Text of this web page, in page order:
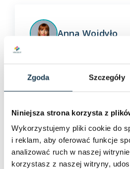
Zgoda Szczegóły
Niniejsza strona korzysta z
Wykorzystujemy pliki cookie do
i reklam, aby oferować funkcje
analizować ruch w naszej
korzystasz z naszej witryny,
Anna Wojdyło
przez miłą Panią z firmy